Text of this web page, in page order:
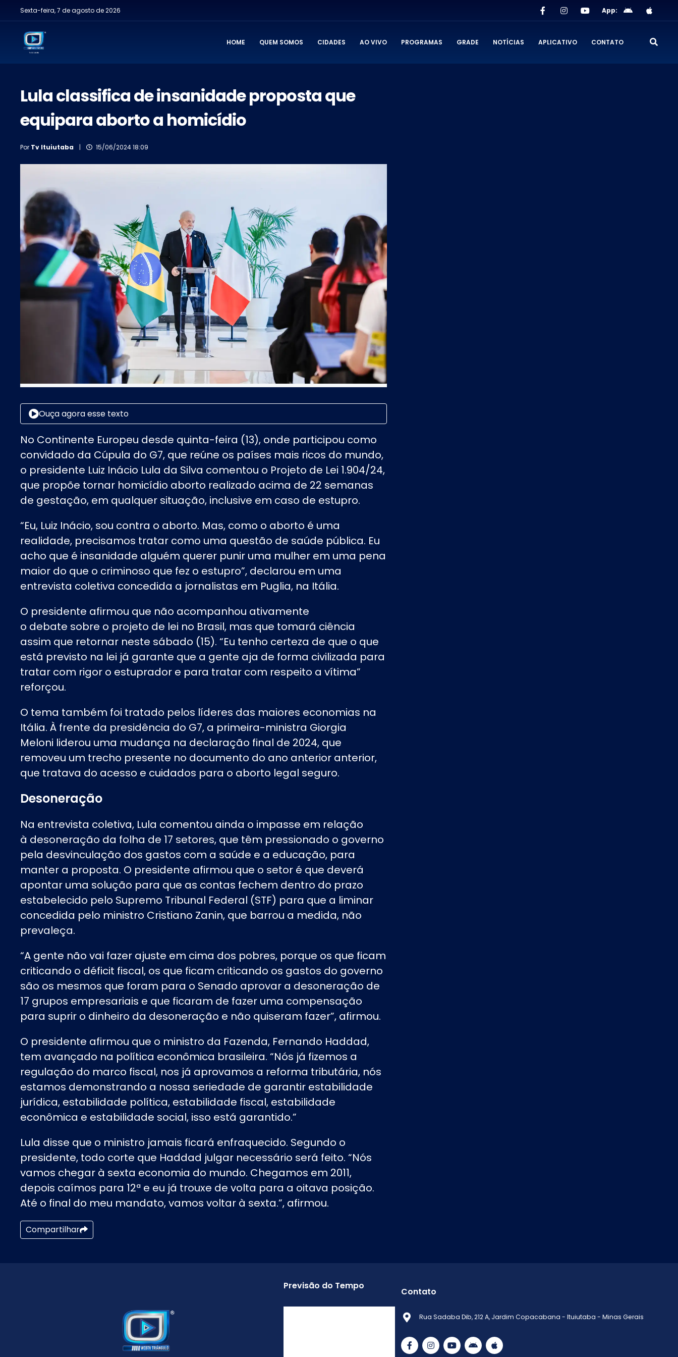
Sexta-feira, 7 de agosto de 2026 App:
HOME QUEM SOMOS CIDADES AO VIVO PROGRAMAS GRADE NOTÍCIAS APLICATIVO CONTATO
Lula classifica de insanidade proposta que
equipara aborto a homicídio
Por Tv Ituiutaba | 15/06/2024 18:09
Ouça agora esse texto
No Continente Europeu desde quinta-feira (13), onde participou como
convidado da Cúpula do G7, que reúne os países mais ricos do mundo,
o presidente Luiz Inácio Lula da Silva comentou o Projeto de Lei 1.904/24,
que propõe tornar homicídio aborto realizado acima de 22 semanas
de gestação, em qualquer situação, inclusive em caso de estupro.
“Eu, Luiz Inácio, sou contra o aborto. Mas, como o aborto é uma
realidade, precisamos tratar como uma questão de saúde pública. Eu
acho que é insanidade alguém querer punir uma mulher em uma pena
maior do que o criminoso que fez o estupro”, declarou em uma
entrevista coletiva concedida a jornalistas em Puglia, na Itália.
O presidente afirmou que não acompanhou ativamente
o debate sobre o projeto de lei no Brasil, mas que tomará ciência
assim que retornar neste sábado (15). “Eu tenho certeza de que o que
está previsto na lei já garante que a gente aja de forma civilizada para
tratar com rigor o estuprador e para tratar com respeito a vítima”
reforçou.
O tema também foi tratado pelos líderes das maiores economias na
Itália. À frente da presidência do G7, a primeira-ministra Giorgia
Meloni liderou uma mudança na declaração final de 2024, que
removeu um trecho presente no documento do ano anterior anterior,
que tratava do acesso e cuidados para o aborto legal seguro.
Desoneração
Na entrevista coletiva, Lula comentou ainda o impasse em relação
à desoneração da folha de 17 setores, que têm pressionado o governo
pela desvinculação dos gastos com a saúde e a educação, para
manter a proposta. O presidente afirmou que o setor é que deverá
apontar uma solução para que as contas fechem dentro do prazo
estabelecido pelo Supremo Tribunal Federal (STF) para que a liminar
concedida pelo ministro Cristiano Zanin, que barrou a medida, não
prevaleça.
“A gente não vai fazer ajuste em cima dos pobres, porque os que ficam
criticando o déficit fiscal, os que ficam criticando os gastos do governo
são os mesmos que foram para o Senado aprovar a desoneração de
17 grupos empresariais e que ficaram de fazer uma compensação
para suprir o dinheiro da desoneração e não quiseram fazer”, afirmou.
O presidente afirmou que o ministro da Fazenda, Fernando Haddad,
tem avançado na política econômica brasileira. “Nós já fizemos a
regulação do marco fiscal, nos já aprovamos a reforma tributária, nós
estamos demonstrando a nossa seriedade de garantir estabilidade
jurídica, estabilidade política, estabilidade fiscal, estabilidade
econômica e estabilidade social, isso está garantido.”
Lula disse que o ministro jamais ficará enfraquecido. Segundo o
presidente, todo corte que Haddad julgar necessário será feito. “Nós
vamos chegar à sexta economia do mundo. Chegamos em 2011,
depois caímos para 12ª e eu já trouxe de volta para a oitava posição.
Até o final do meu mandato, vamos voltar à sexta.”, afirmou.
Compartilhar
Previsão do Tempo
Contato
Rua Sadaba Dib, 212 A, Jardim Copacabana - Ituiutaba - Minas Gerais